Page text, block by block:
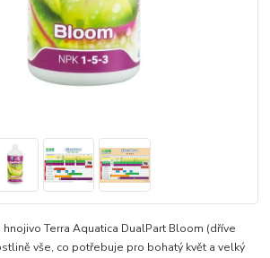
Terra Aquatica DualPart Bloom (dříve
vše, co potřebuje pro bohatý květ a velký